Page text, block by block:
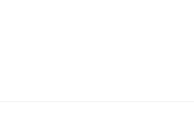
someday.objv.xyz